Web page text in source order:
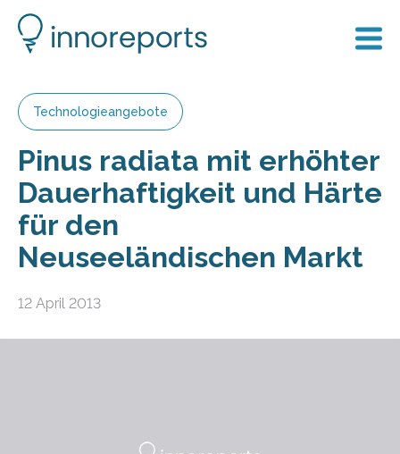
Technologieangebote
Pinus radiata mit erhöhter
Dauerhaftigkeit und Härte
für den
Neuseeländischen Markt
12 April 2013